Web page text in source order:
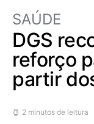
SAÚDE
DGS
reforço
partir
2 minutos de leitura